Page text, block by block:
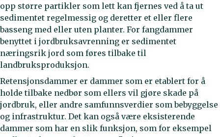
opp større partikler som lett kan fjernes ved å ta ut
sedimentet regelmessig og deretter et eller flere
basseng med eller uten planter. For fangdammer
benyttet i jordbruksavrenning er sedimentet
næringsrik jord som føres tilbake til
landbruksproduksjon.
Retensjonsdammer er dammer som er etablert for å
holde tilbake nedbør som ellers vil gjøre skade på
jordbruk, eller andre samfunnsverdier som bebyggelse
og infrastruktur. Det kan også være eksisterende
dammer som har en slik funksjon, som for eksempel